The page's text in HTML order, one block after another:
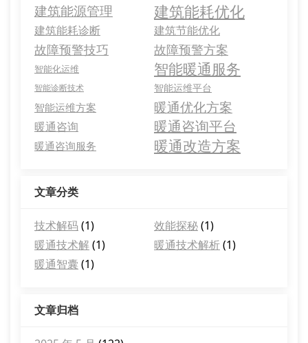
建筑能源管理 建筑能耗优化
建筑能耗诊断 建筑节能优化
故障预警技巧 故障预警方案
智能化运维 智能暖通服务
智能诊断技术 智能运维平台
智能运维方案 暖通优化方案
暖通咨询 暖通咨询平台
暖通咨询服务 暖通改造方案
文章分类
技术解码 (1) 效能探秘(1)
暖通技术解(1) 暖通技术解析(1)
暖通智囊 (1)
文章归档